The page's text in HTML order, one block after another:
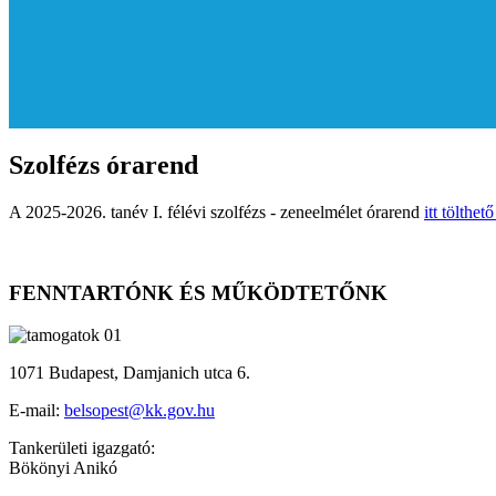
Szolfézs órarend
A 2025-2026. tanév I. félévi szolfézs - zeneelmélet órarend itt
FENNTARTÓNK ÉS MŰKÖDTETŐNK
1071 Budapest, Damjanich utca 6.
E-mail: belsopest@kk.gov.hu
Tankerületi igazgató:
Bökönyi Anikó